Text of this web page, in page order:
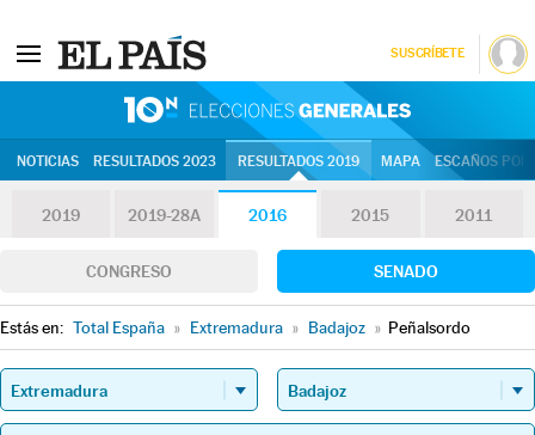
SUSCRÍBETE
NOTICIAS RESULTADOS 2023 RESULTADOS 2019 MAPA ESCAÑOS
2019 2019-28A 2016 2015 2011
CONGRESO SENADO
Estás en: Total España » Extremadura » Badajoz » Peñalsordo